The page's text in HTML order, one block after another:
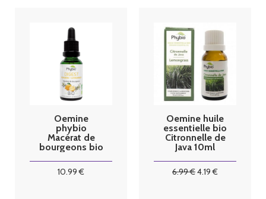
Oemine
phybio
Macérat de
bourgeons bio
10.99 €
Oemine huile
essentielle bio
Citronnelle de
Java 10ml
6.99€4.19 €